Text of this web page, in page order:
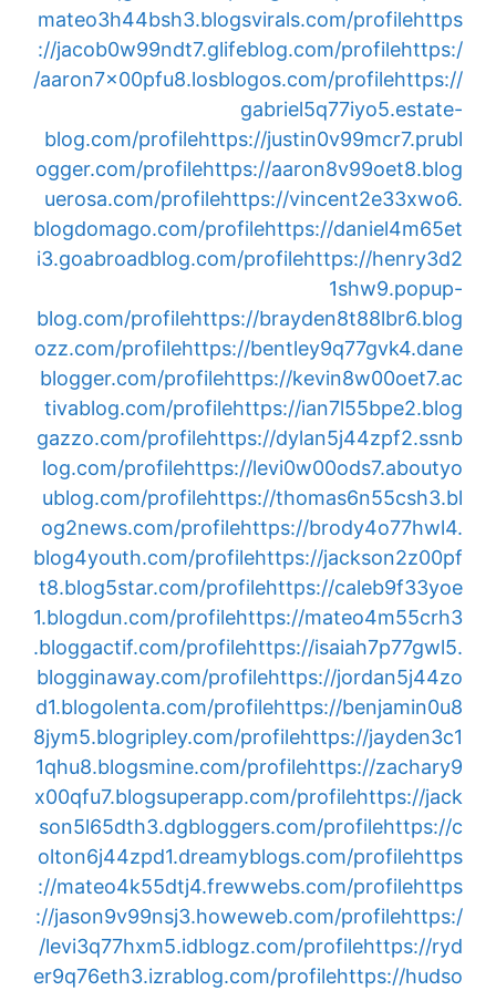
mateo3h44bsh3.blogsvirals.com/profilehttps
://jacob0w99ndt7.glifeblog.com/profilehttps:/
/aaron7x00pfu8.losblogos.com/profilehttps://
gabriel5q77iyo5.estate-
blog.com/profilehttps://justin0v99mcr7.prubl
ogger.com/profilehttps://aaron8v99oet8.blog
uerosa.com/profilehttps://vincent2e33xwo6.
blogdomago.com/profilehttps://daniel4m65et
i3.goabroadblog.com/profilehttps://henry3d2
1shw9.popup-
blog.com/profilehttps://brayden8t88lbr6.blog
ozz.com/profilehttps://bentley9q77gvk4.dane
blogger.com/profilehttps://kevin8w00oet7.ac
tivablog.com/profilehttps://ian7l55bpe2.blog
gazzo.com/profilehttps://dylan5j44zpf2.ssnb
log.com/profilehttps://levi0w00ods7.aboutyo
ublog.com/profilehttps://thomas6n55csh3.bl
og2news.com/profilehttps://brody4o77hwl4.
blog4youth.com/profilehttps://jackson2z00pf
t8.blog5star.com/profilehttps://caleb9f33yoe
1.blogdun.com/profilehttps://mateo4m55crh3
.bloggactif.com/profilehttps://isaiah7p77gwl5.
blogginaway.com/profilehttps://jordan5j44zo
d1.blogolenta.com/profilehttps://benjamin0u8
8jym5.blogripley.com/profilehttps://jayden3c1
1qhu8.blogsmine.com/profilehttps://zachary9
x00qfu7.blogsuperapp.com/profilehttps://jack
son5l65dth3.dgbloggers.com/profilehttps://c
olton6j44zpd1.dreamyblogs.com/profilehttps
://mateo4k55dtj4.frewwebs.com/profilehttps
://jason9v99nsj3.howeweb.com/profilehttps:/
/levi3q77hxm5.idblogz.com/profilehttps://ryd
er9q76eth3.izrablog.com/profilehttps://hudso